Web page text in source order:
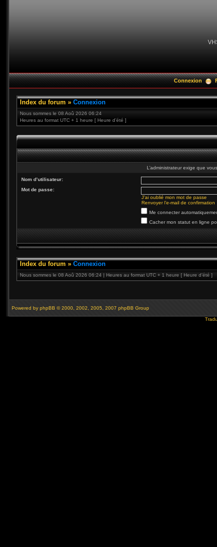
Connexion
Index du forum » Connexion
Nous sommes le 08 Aoû 2026 06:24
Heures au format UTC + 1 heure [ Heure d’été ]
L’administrateur exige que
Nom d’utilisateur:
Mot de passe:
J’ai oublié mon mot de passe
Renvoyer l’e-mail de confirmation
Me connecter
Cacher mon statut en ligne
Index du forum » Connexion
Nous sommes le 08 Aoû 2026 06:24 | Heures au format UTC + 1 heure [ Heure d’été ]
Powered by phpBB © 2000, 2002, 2005, 2007 phpBB Group